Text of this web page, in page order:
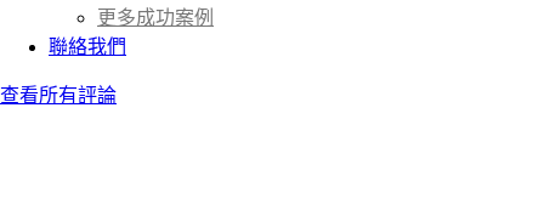
更多成功案例
聯絡我們
查看所有評論